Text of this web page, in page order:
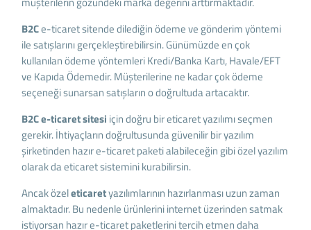
B2Ce-ticaret sitende dilediğin ödeme ve gönderim yöntemi
ile satışlarını gerçekleştirebilirsin. Günümüzde en çok
kullanılan ödeme yöntemleri Kredi/Banka Kartı, Havale/EFT
ve Kapıda Ödemedir. Müşterilerine ne kadar çok ödeme
seçeneği sunarsan satışların o doğrultuda artacaktır.
B2C e-ticaret sitesi için doğru bir eticaret yazılımı seçmen
gerekir. İhtiyaçların doğrultusunda güvenilir bir yazılım
şirketinden hazır e-ticaret paketi alabileceğin gibi özel yazılım
olarak da eticaret sistemini kurabilirsin.
Ancak özeleticaretyazılımlarının hazırlanması uzun zaman
almaktadır. Bu nedenle ürünlerini internet üzerinden satmak
istiyorsan hazır e-ticaret paketlerini tercih etmen daha